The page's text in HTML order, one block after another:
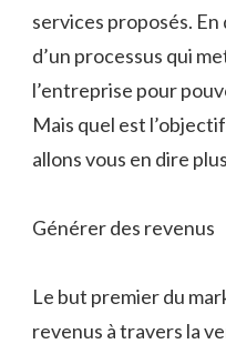
services proposés. En
d’un processus qui
l’entreprise pour
Mais quel est
allons vous en dire
Générer des revenus
Le but premier du
revenus à travers la